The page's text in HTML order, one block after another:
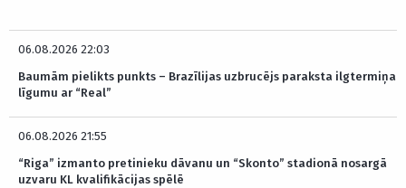
06.08.2026 22:03
Baumām pielikts punkts – Brazīlijas uzbrucējs paraksta ilgtermiņa
līgumu ar “Real”
06.08.2026 21:55
“Riga” izmanto pretinieku dāvanu un “Skonto” stadionā nosargā
uzvaru KL kvalifikācijas spēlē